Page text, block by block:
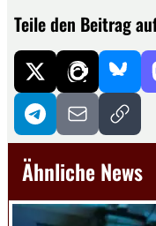
Teile den Beitrag
Ähnliche News